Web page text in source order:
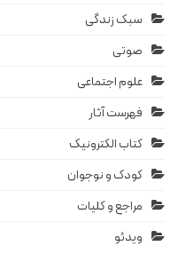
سبک زندگی
صوتی
علوم اجتماعی
فهرست آثار
کتاب الکترونیک
کودک و نوجوان
مراجع و کلیات
ویدئو